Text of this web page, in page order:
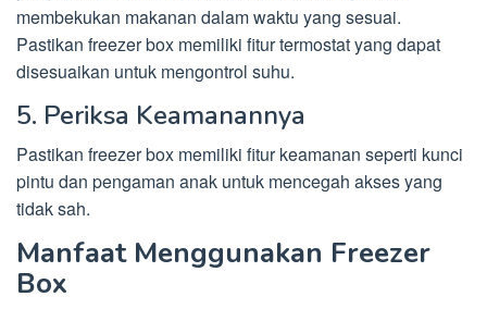
membekukan makanan dalam waktu yang sesuai.
Pastikan freezer box memiliki fitur termostat yang dapat
disesuaikan untuk mengontrol suhu.
5. Periksa Keamanannya
Pastikan freezer box memiliki fitur keamanan seperti kunci
pintu dan pengaman anak untuk mencegah akses yang
tidak sah.
Manfaat Menggunakan Freezer
Box